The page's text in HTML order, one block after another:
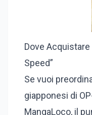
Dove Acquistare
Speed”
Se vuoi
giapponesi di
MangaLoco, il